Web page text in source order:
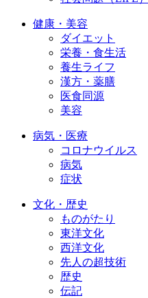
健康・美容
ダイエット
栄養・食生活
養生ライフ
漢方・薬膳
医食同源
美容
病気・医療
コロナウイルス
病気
症状
文化・歴史
ものがたり
東洋文化
西洋文化
先人の超技術
歴史
伝記